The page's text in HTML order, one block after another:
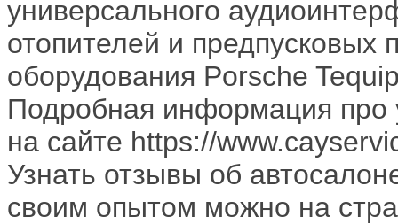
универсального
отопителей и предпусковых
оборудования Porsche
Подробная информация про
на сайте https://
Узнать отзывы об
своим опытом можно на